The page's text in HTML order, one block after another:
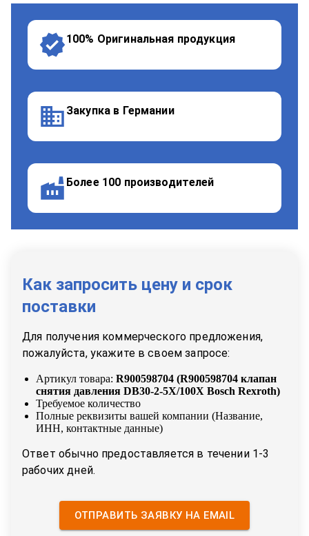
100% Оригинальная продукция
Закупка в Германии
Более 100 производителей
Как запросить цену и срок
поставки
Для получения коммерческого предложения,
пожалуйста, укажите в своем запросе:
Артикул товара: R900598704 (R900598704 клапан
снятия давления DB30-2-5X/100X Bosch Rexroth)
Требуемое количество
Полные реквизиты вашей компании (Название,
ИНН, контактные данные)
Ответ обычно предоставляется в течении 1-3
рабочих дней.
ОТПРАВИТЬ ЗАЯВКУ НА EMAIL